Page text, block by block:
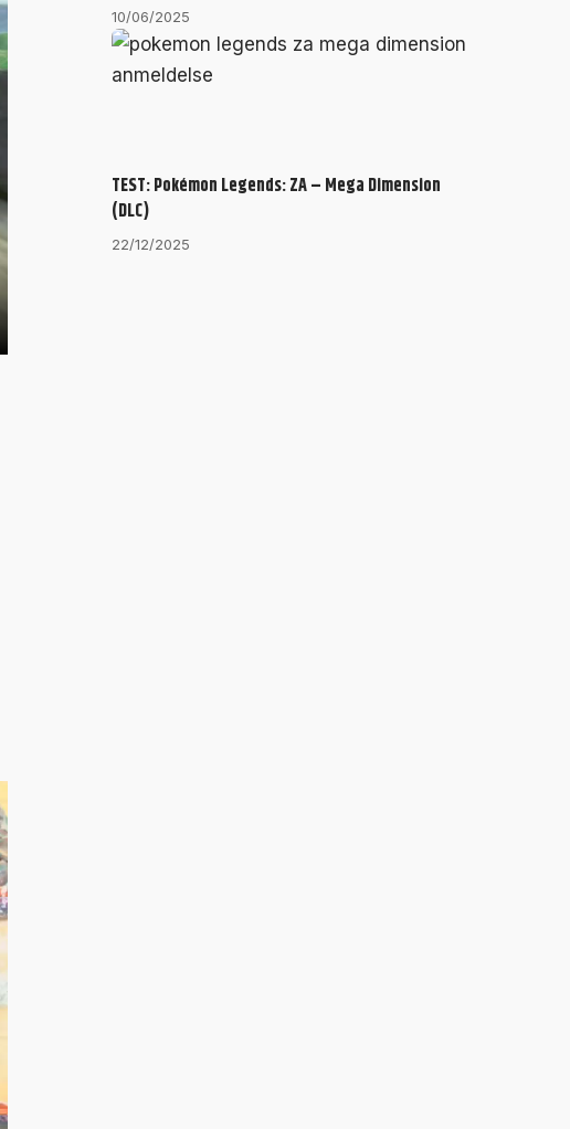
10/06/2025
TEST: Pokémon Legends: ZA – Mega Dimension
(DLC)
22/12/2025